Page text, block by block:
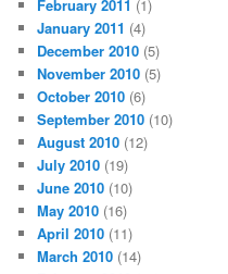
February 2011 (1)
January 2011 (4)
December 2010 (5)
November 2010 (5)
October 2010 (6)
September 2010 (10)
August 2010 (12)
July 2010 (19)
June 2010 (10)
May 2010 (16)
April 2010 (11)
March 2010 (14)